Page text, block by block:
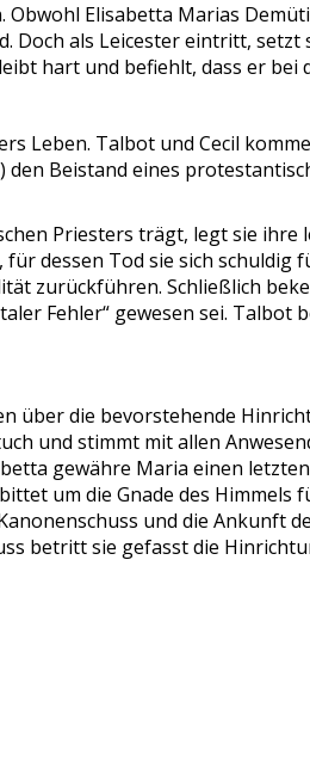
Elisabetta Marias
als Leicester eintritt,
hart und befiehlt, dass er
Leben. Talbot und Cecil
Beistand eines
Priesters trägt, legt sie ihre
dessen Tod sie sich
zurückführen. Schließlich
Fehler“ gewesen sei.
über die bevorstehende
und stimmt mit allen
gewähre Maria einen
um die Gnade des
und die Ankunft
betritt sie gefasst die